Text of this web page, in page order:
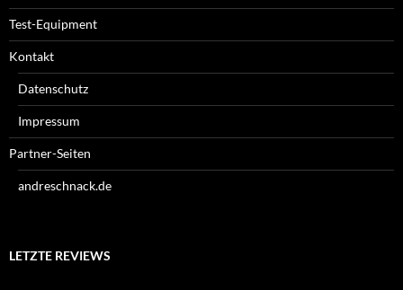
Test-Equipment
Kontakt
Datenschutz
Impressum
Partner-Seiten
andreschnack.de
LETZTE REVIEWS